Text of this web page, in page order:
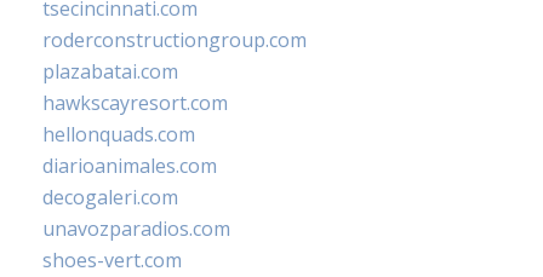
tsecincinnati.com
roderconstructiongroup.com
plazabatai.com
hawkscayresort.com
hellonquads.com
diarioanimales.com
decogaleri.com
unavozparadios.com
shoes-vert.com